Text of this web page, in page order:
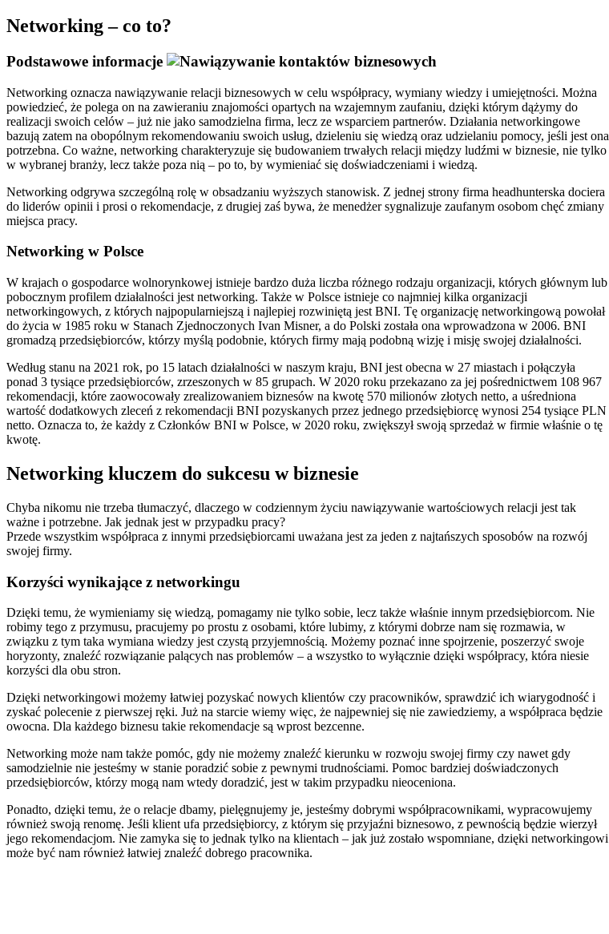
Networking – co to?
Podstawowe informacje
Networking oznacza nawiązywanie relacji biznesowych w celu współpracy, wymiany wiedzy i umiejętności. Można
powiedzieć, że polega on na zawieraniu znajomości opartych na wzajemnym zaufaniu, dzięki którym dążymy do
realizacji swoich celów – już nie jako samodzielna firma, lecz ze wsparciem partnerów. Działania networkingowe
bazują zatem na obopólnym rekomendowaniu swoich usług, dzieleniu się wiedzą oraz udzielaniu pomocy, jeśli jest ona
potrzebna. Co ważne, networking charakteryzuje się budowaniem trwałych relacji między ludźmi w biznesie, nie tylko
w wybranej branży, lecz także poza nią – po to, by wymieniać się doświadczeniami i wiedzą.
Networking odgrywa szczególną rolę w obsadzaniu wyższych stanowisk. Z jednej strony firma headhunterska dociera
do liderów opinii i prosi o rekomendacje, z drugiej zaś bywa, że menedżer sygnalizuje zaufanym osobom chęć zmiany
miejsca pracy.
Networking w Polsce
W krajach o gospodarce wolnorynkowej istnieje bardzo duża liczba różnego rodzaju organizacji, których głównym lub
pobocznym profilem działalności jest networking. Także w Polsce istnieje co najmniej kilka organizacji
networkingowych, z których najpopularniejszą i najlepiej rozwiniętą jest BNI. Tę organizację networkingową powołał
do życia w 1985 roku w Stanach Zjednoczonych Ivan Misner, a do Polski została ona wprowadzona w 2006. BNI
gromadzą przedsiębiorców, którzy myślą podobnie, których firmy mają podobną wizję i misję swojej działalności.
Według stanu na 2021 rok, po 15 latach działalności w naszym kraju, BNI jest obecna w 27 miastach i połączyła
ponad 3 tysiące przedsiębiorców, zrzeszonych w 85 grupach. W 2020 roku przekazano za jej pośrednictwem 108 967
rekomendacji, które zaowocowały zrealizowaniem biznesów na kwotę 570 milionów złotych netto, a uśredniona
wartość dodatkowych zleceń z rekomendacji BNI pozyskanych przez jednego przedsiębiorcę wynosi 254 tysiące PLN
netto. Oznacza to, że każdy z Członków BNI w Polsce, w 2020 roku, zwiększył swoją sprzedaż w firmie właśnie o tę
kwotę.
Networking kluczem do sukcesu w biznesie
Chyba nikomu nie trzeba tłumaczyć, dlaczego w codziennym życiu nawiązywanie wartościowych relacji jest tak
ważne i potrzebne. Jak jednak jest w przypadku pracy?
Przede wszystkim współpraca z innymi przedsiębiorcami uważana jest za jeden z najtańszych sposobów na rozwój
swojej firmy.
Korzyści wynikające z networkingu
Dzięki temu, że wymieniamy się wiedzą, pomagamy nie tylko sobie, lecz także właśnie innym przedsiębiorcom. Nie
robimy tego z przymusu, pracujemy po prostu z osobami, które lubimy, z którymi dobrze nam się rozmawia, w
związku z tym taka wymiana wiedzy jest czystą przyjemnością. Możemy poznać inne spojrzenie, poszerzyć swoje
horyzonty, znaleźć rozwiązanie palących nas problemów – a wszystko to wyłącznie dzięki współpracy, która niesie
korzyści dla obu stron.
Dzięki networkingowi możemy łatwiej pozyskać nowych klientów czy pracowników, sprawdzić ich wiarygodność i
zyskać polecenie z pierwszej ręki. Już na starcie wiemy więc, że najpewniej się nie zawiedziemy, a współpraca będzie
owocna. Dla każdego biznesu takie rekomendacje są wprost bezcenne.
Networking może nam także pomóc, gdy nie możemy znaleźć kierunku w rozwoju swojej firmy czy nawet gdy
samodzielnie nie jesteśmy w stanie poradzić sobie z pewnymi trudnościami. Pomoc bardziej doświadczonych
przedsiębiorców, którzy mogą nam wtedy doradzić, jest w takim przypadku nieoceniona.
Ponadto, dzięki temu, że o relacje dbamy, pielęgnujemy je, jesteśmy dobrymi współpracownikami, wypracowujemy
również swoją renomę. Jeśli klient ufa przedsiębiorcy, z którym się przyjaźni biznesowo, z pewnością będzie wierzył
jego rekomendacjom. Nie zamyka się to jednak tylko na klientach – jak już zostało wspomniane, dzięki networkingowi
może być nam również łatwiej znaleźć dobrego pracownika.